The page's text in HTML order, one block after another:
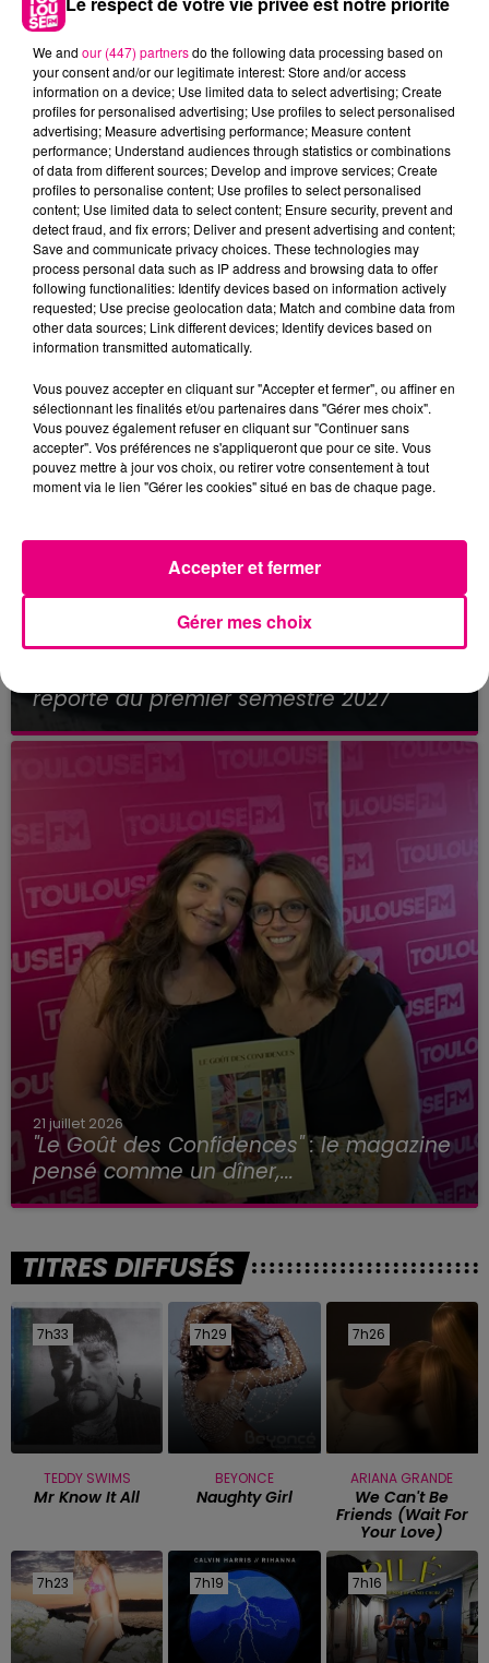
22 juillet 2026
Toulouse : circulation perturbée dans le
secteur François Verdier...
21 juillet 2026
reporté au premier semestre 2027
21 juillet 2026
"Le Goût des Confidences" : le magazine
pensé comme un dîner,...
TITRES DIFFUSÉS
7h33
7h33
TEDDY SWIMS
Mr Know It All
7h29
7h29
BEYONCE
Naughty Girl
7h26
7h26
ARIANA GRANDE
We Can't Be
Friends (wait For
Your Love)
7h23
7h23 7h19
7h19 7h16
7h16
We and our (447) partnersdo the following data processing based on
your consent and/or our legitimate interest: Store and/or access
information on a device; Use limited data to select advertising; Create
profiles for personalised advertising; Use profiles to select personalised
advertising; Measure advertising performance; Measure content
performance; Understand audiences through statistics or combinations
of data from different sources; Develop and improve services; Create
profiles to personalise content; Use profiles to select personalised
content; Use limited data to select content; Ensure security, prevent and
detect fraud, and fix errors; Deliver and present advertising and content;
Save and communicate privacy choices. These technologies may
process personal data such as IP address and browsing data to offer
following functionalities: Identify devices based on information actively
requested; Use precise geolocation data; Match and combine data from
other data sources; Link different devices; Identify devices based on
information transmitted automatically.
Vous pouvez accepter en cliquant sur "Accepter et fermer", ou affiner en
sélectionnant les finalités et/ou partenaires dans "Gérer mes choix".
Vous pouvez également refuser en cliquant sur "Continuer sans
accepter". Vos préférences ne s'appliqueront que pour ce site. Vous
pouvez mettre à jour vos choix, ou retirer votre consentement à tout
moment via le lien "Gérer les cookies" situé en bas de chaque page.
Gérer mes choix
Accepter et fermer